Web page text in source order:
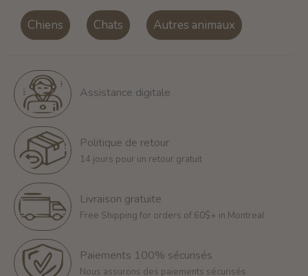
Chiens Chats Autres animaux
Assistance digitale
Politique de retour
14 jours pour un retour gratuit
Livraison gratuite
Free Shipping for orders of 60$+ in Montreal
Paiements 100% sécurisés
Nous assurons des paiements sécurisés